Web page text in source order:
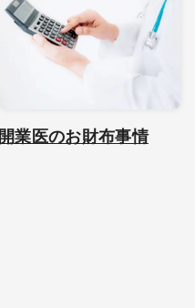
開業医のお財布事情